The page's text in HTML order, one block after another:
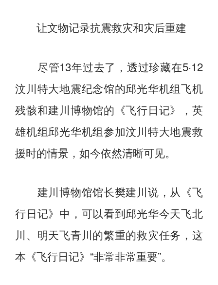
让文物记录抗震救灾和灾后重建
尽管13年过去了，透过珍藏在5·12
汶川特大地震纪念馆的邱光华机组飞机
残骸和建川博物馆的《飞行日记》，英
雄机组邱光华机组参加汶川特大地震救
援时的情景，如今依然清晰可见。
建川博物馆馆长樊建川说，从《飞
行日记》中，可以看到邱光华今天飞北
川、明天飞青川的繁重的救灾任务，这
本《飞行日记》“非常非常重要”。